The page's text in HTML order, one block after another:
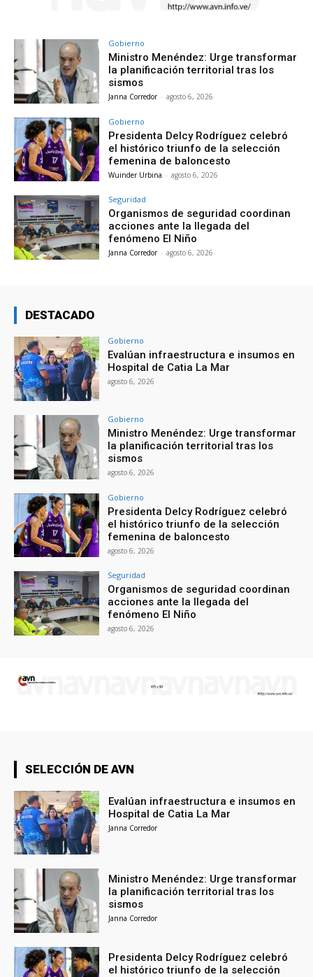
Gobierno
Ministro Menéndez: Urge transformar
la planificación territorial tras los
sismos
Janna Corredor - agosto 6, 2026
Gobierno
Presidenta Delcy Rodríguez celebró
el histórico triunfo de la selección
femenina de baloncesto
Wuinder Urbina - agosto 6, 2026
Seguridad
Organismos de seguridad coordinan
acciones ante la llegada del
fenómeno El Niño
Janna Corredor - agosto 6, 2026
DESTACADO
Gobierno
Evalúan infraestructura e insumos en
Hospital de Catia La Mar
agosto 6, 2026
Gobierno
Ministro Menéndez: Urge transformar
la planificación territorial tras los
sismos
agosto 6, 2026
Gobierno
Presidenta Delcy Rodríguez celebró
el histórico triunfo de la selección
femenina de baloncesto
agosto 6, 2026
Seguridad
Organismos de seguridad coordinan
acciones ante la llegada del
fenómeno El Niño
agosto 6, 2026
SELECCIÓN DE AVN
Evalúan infraestructura e insumos en
Hospital de Catia La Mar
Janna Corredor
Ministro Menéndez: Urge transformar
la planificación territorial tras los
sismos
Janna Corredor
Presidenta Delcy Rodríguez celebró
el histórico triunfo de la selección